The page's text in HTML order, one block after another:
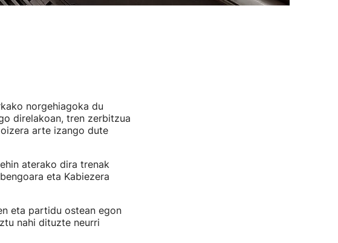
norgehiagoka du
direlakoan, tren zerbitzua
arte izango dute
aterako dira trenak
eta Kabiezera
eta partidu ostean egon
nahi dituzte neurri